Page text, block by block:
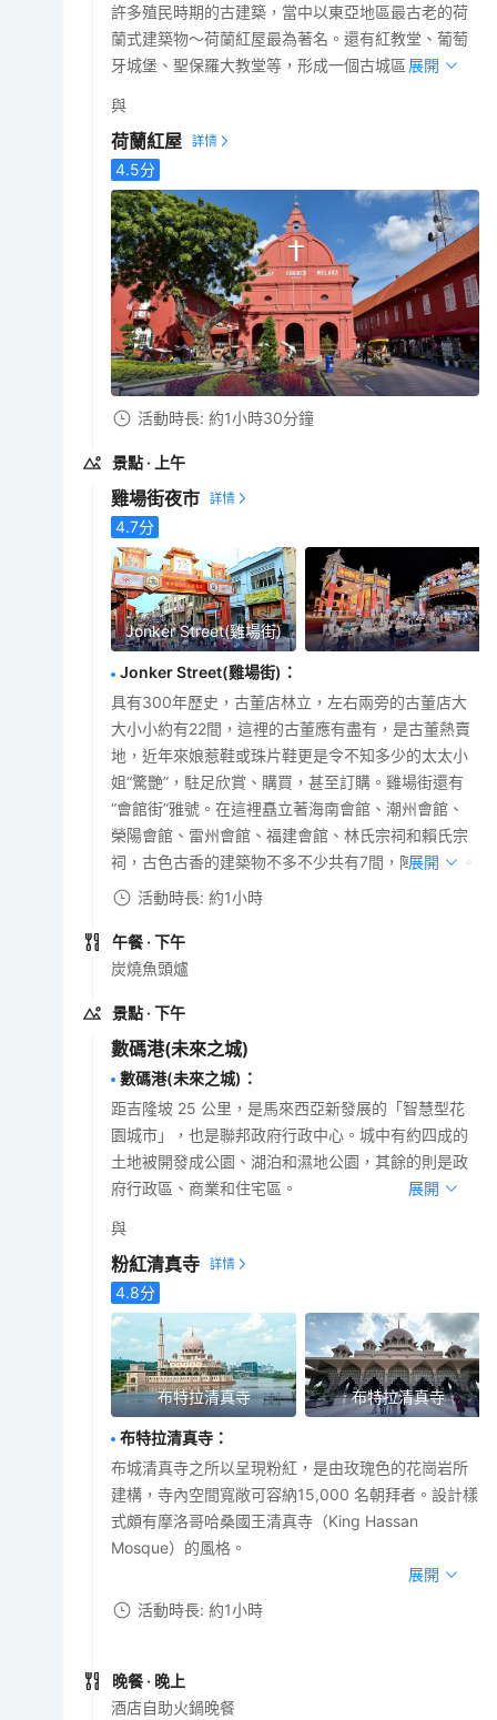
許多殖民時期的古建築，當中以東亞地區最古老的荷
蘭式建築物～荷蘭紅屋最為著名。還有紅教堂、葡萄
牙城堡、聖保羅大教堂等，形成一個古城區。展開
與
荷蘭紅屋
4.5分
活動時長: 約1小時30分鐘
景點 · 上午
雞場街夜市
4.7分
Jonker Street(雞場街)
Jonker Street(雞場街) ：
具有300年歷史，古董店林立，左右兩旁的古董店大
大小小約有22間，這裡的古董應有盡有，是古董熱賣
地，近年來娘惹鞋或珠片鞋更是令不知多少的太太小
姐“驚艷”，駐足欣賞、購買，甚至訂購。雞場街還有
“會館街”雅號。在這裡矗立著海南會館、潮州會館、
榮陽會館、雷州會館、福建會館、林氏宗祠和賴氏宗
祠，古色古香的建築物不多不少共有7間，陣容鼎盛。
展開
活動時長: 約1小時
午餐 · 下午
炭燒魚頭爐
景點 · 下午
數碼港(未來之城)
數碼港(未來之城) ：
距吉隆坡 25 公里，是馬來西亞新發展的「智慧型花
園城市」，也是聯邦政府行政中心。城中有約四成的
土地被開發成公園、湖泊和濕地公園，其餘的則是政
府行政區、商業和住宅區。
展開
與
粉紅清真寺
4.8分
布特拉清真寺 布特拉清真寺
布特拉清真寺 ：
布城清真寺之所以呈現粉紅，是由玫瑰色的花崗岩所
建構，寺內空間寬敞可容納15,000 名朝拜者。設計樣
式頗有摩洛哥哈桑國王清真寺（King Hassan
Mosque）的風格。
展開
活動時長: 約1小時
晚餐 · 晚上
酒店自助火鍋晚餐